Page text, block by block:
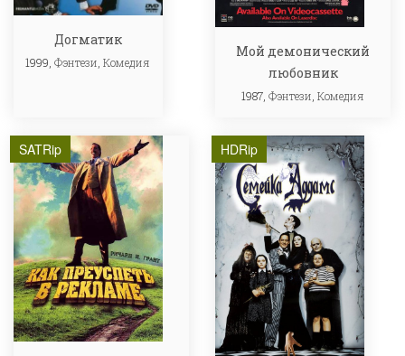
Догматик
1999,Фэнтези ,Комедия
Мой демонический
любовник
1987,Фэнтези ,Комедия
SATRip HDRip